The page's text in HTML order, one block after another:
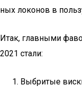
ных локо­нов в
Итак, глав­ны­ми
2021 стали:
Выбри­тые